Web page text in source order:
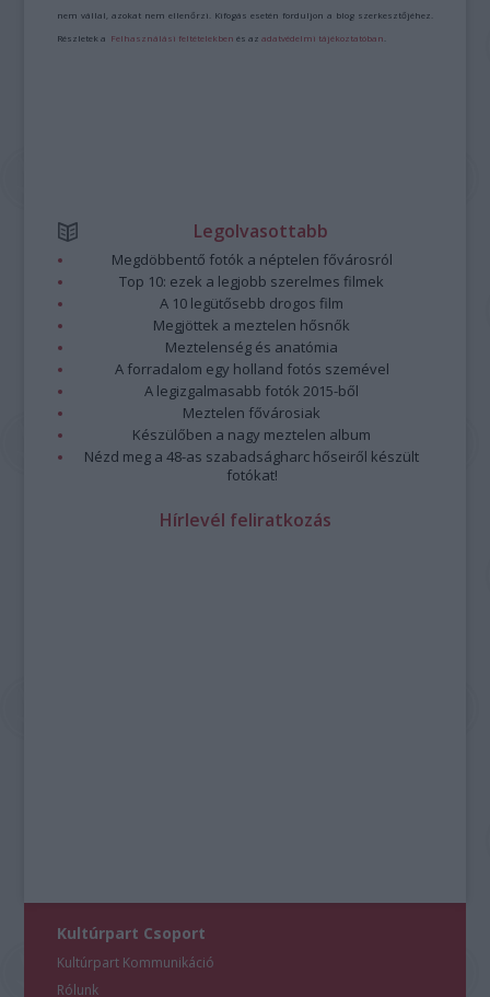
nem vállal, azokat nem ellenőrzi. Kifogás esetén forduljon a blog szerkesztőjéhez.
Részletek a Felhasználási feltételekben és azadatvédelmi tájékoztatóban
Legolvasottabb
Megdöbbentő fotók a néptelen fővárosról
Top 10: ezek a legjobb szerelmes filmek
A 10 legütősebb drogos film
Megjöttek a meztelen hősnők
Meztelenség és anatómia
A forradalom egy holland fotós szemével
A legizgalmasabb fotók 2015-ből
Meztelen fővárosiak
Készülőben a nagy meztelen album
Nézd meg a 48-as szabadságharc hőseiről készült
fotókat!
Hírlevél feliratkozás
Kultúrpart Csoport
Kultúrpart Kommunikáció
Rólunk